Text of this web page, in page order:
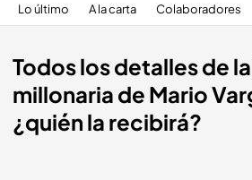
Lo último A la carta Colaboradores
Todos los detalles de
millonaria de Mario
¿quién la recibirá?